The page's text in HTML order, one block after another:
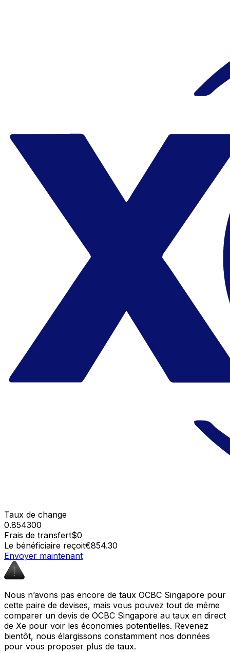
Taux de change
0.854300
Frais de transfert$0
Le bénéficiaire reçoit€854.30
Envoyer maintenant
Nous n’avons pas encore de taux OCBC Singapore pour
cette paire de devises, mais vous pouvez tout de même
comparer un devis de OCBC Singapore au taux en direct
de Xe pour voir les économies potentielles. Revenez
bientôt, nous élargissons constamment nos données
pour vous proposer plus de taux.